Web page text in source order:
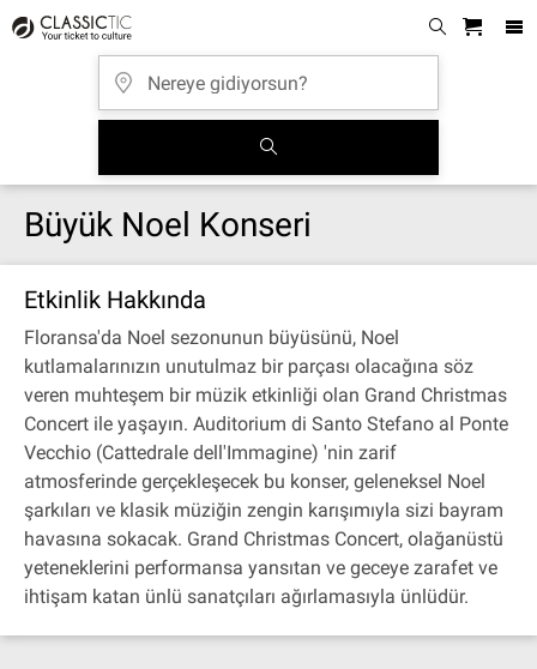
Büyük Noel Konseri
Etkinlik Hakkında
Floransa'da Noel sezonunun büyüsünü, Noel
kutlamalarınızın unutulmaz bir parçası olacağına söz
veren muhteşem bir müzik etkinliği olan Grand Christmas
Concert ile yaşayın. Auditorium di Santo Stefano al Ponte
Vecchio (Cattedrale dell'Immagine) 'nin zarif
atmosferinde gerçekleşecek bu konser, geleneksel Noel
şarkıları ve klasik müziğin zengin karışımıyla sizi bayram
havasına sokacak. Grand Christmas Concert, olağanüstü
yeteneklerini performansa yansıtan ve geceye zarafet ve
ihtişam katan ünlü sanatçıları ağırlamasıyla ünlüdür.